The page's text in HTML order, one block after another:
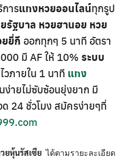
Search
การแทงหวยออนไลน์ทุกรูป
รัฐบาล หวยฮานอย หวย
ยี่กี ออกทุกๆ 5 นาที อัตรา
มี AF ให้ 10% ระบบ
วภายใน 1 นาที แทง
ง่ายไม่ซับซ้อนยุ่งยาก มี
24 ชั่วโมง สมัครง่ายๆที่
ยหุ้นรัสเซีย ได้ตามรายะละเอียด